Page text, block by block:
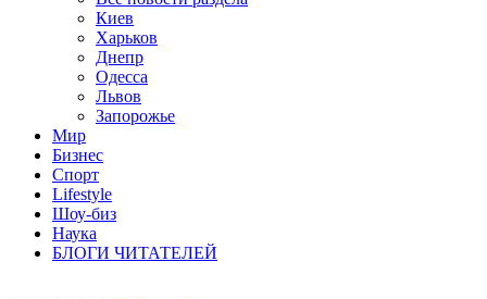
Киев
Харьков
Днепр
Одесса
Львов
Запорожье
Мир
Бизнес
Спорт
Lifestyle
Шоу-биз
Наука
БЛОГИ ЧИТАТЕЛЕЙ